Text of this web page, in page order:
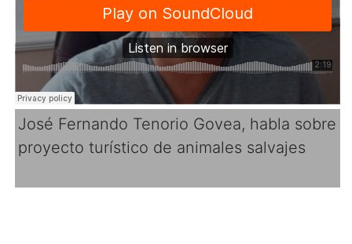
José Fernando Tenorio Govea, habla sobre
proyecto turístico de animales salvajes